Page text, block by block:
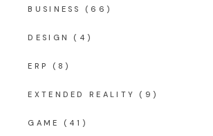
BUSINESS (66)
DESIGN (4)
ERP (8)
EXTENDED REALITY (9)
GAME (41)